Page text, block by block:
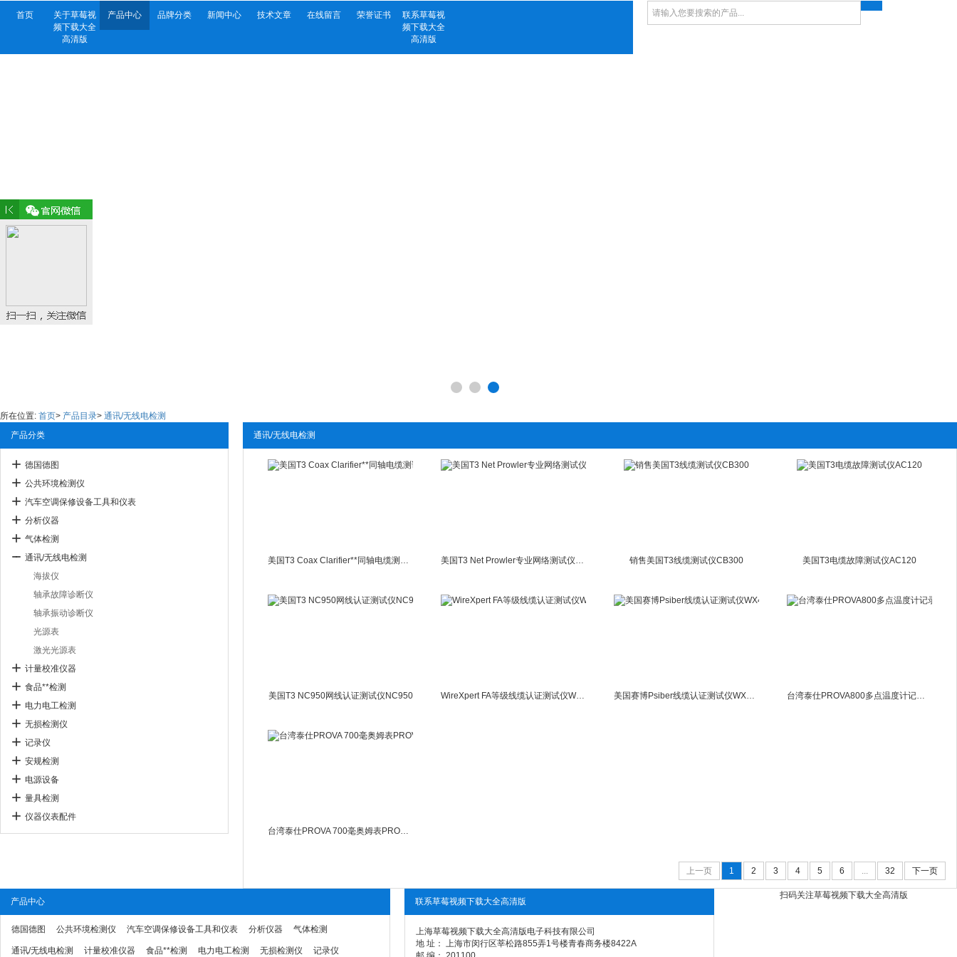
首页
关于草莓视
频下载大全
高清版
产品中心 品牌分类 新闻中心 技术文章 在线留言 荣誉证书
联系草莓视
频下载大全
高清版
所在位置: 首页> 产品目录> 通讯/无线电检测
产品分类
德国德图
公共环境检测仪
汽车空调保修设备工具和仪表
分析仪器
气体检测
通讯/无线电检测
海拔仪
轴承故障诊断仪
轴承振动诊断仪
光源表
激光光源表
计量校准仪器
食品**检测
电力电工检测
无损检测仪
记录仪
安规检测
电源设备
量具检测
仪器仪表配件
通讯/无线电检测
美国T3 Coax Clarifier**同轴电缆测试仪CC250 美国T3 Net Prowler专业网络测试仪NP700 销售美国T3线缆测试仪CB300 美国T3电缆故障测试仪AC120
美国T3 NC950网线认证测试仪NC950 WireXpert FA等级线缆认证测试仪WX500-CU 美国赛博Psiber线缆认证测试仪WX4500-FA 台湾泰仕PROVA800多点温度计记录器prova800
台湾泰仕PROVA 700毫奥姆表PROVA-700
上一页 1 2 3 4 5 6 ... 32 下一页
产品中心
德国德图 公共环境检测仪 汽车空调保修设备工具和仪表 分析仪器 气体检测
通讯/无线电检测 计量校准仪器 食品**检测 电力电工检测 无损检测仪 记录仪
联系草莓视频下载大全高清版
上海草莓视频下载大全高清版电子科技有限公司
地 址： 上海市闵行区莘松路855弄1号楼青春商务楼8422A
扫码关注草莓视频下载大全高清版